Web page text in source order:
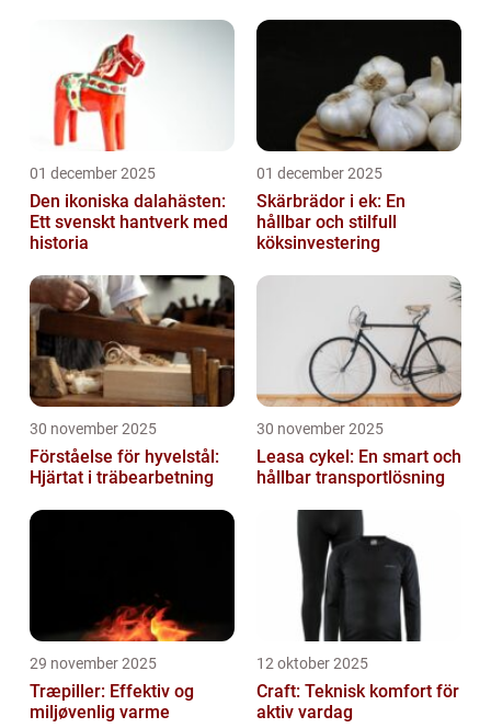
01 december 2025
Den ikoniska dalahästen:
Ett svenskt hantverk med
historia
01 december 2025
Skärbrädor i ek: En
hållbar och stilfull
köksinvestering
30 november 2025
Förståelse för hyvelstål:
Hjärtat i träbearbetning
30 november 2025
Leasa cykel: En smart och
hållbar transportlösning
29 november 2025
Træpiller: Effektiv og
miljøvenlig varme
12 oktober 2025
Craft: Teknisk komfort för
aktiv vardag